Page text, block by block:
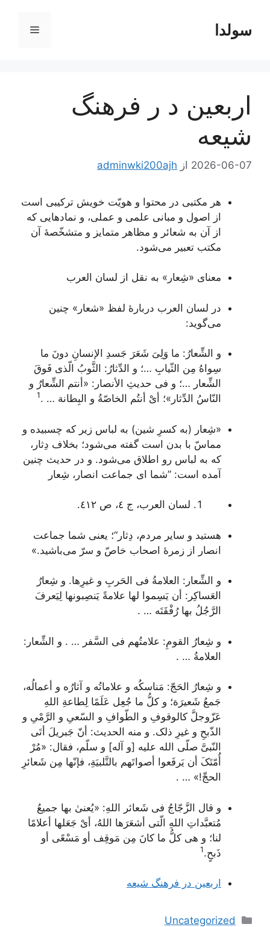
محتواسولدا فهرست
اربعین د ر فرهنگ
شیعه
2026-06-07 از adminwki200ajh
هر مکتبی در محتوا و هویّت خویش ترکیبی است
از اصول و مبانی علمی و عملی، و نمادهایی که
از آن به شعائر و مظاهر متمایز و متشخّصۀ آن
مکتب تعبیر می‌شود.
معنای «شِعار» به نقل از لسان العرب
در لسان العرب دربارۀ لفظ «شعار» چنین
می‌گوید:
و الشِّعارُ: ما وَلِیَ شَعَرَ جَسدِ الإنسانِ دونَ ما
سِواهُ مِن الثّیابِ …؛ و الدِّثارُ: الثَّوبُ الّذی فَوقَ
الشِّعار …؛ و فی حدیثِ الأنصار: «أنتم الشِّعارُ و
النّاسُ الدِّثار»؛ أیْ أنتُم الخاصّةُ و البِطانة … .
1
«شِعار (به کسرِ شین) به لباس زیر که چسبیده و
مماسّ با بدن است گفته می‌شود؛ بخلاف دِثار،
که به لباس رو اطلاق می‌شود. و در حدیث چنین
آمده است: ”شما ای جماعت انصار، شِعار
لسان العرب، ج ٤، ص ٤١٢.
هستید و سایر مردم، دِثار“؛ یعنی شما جماعت
انصار از زمرۀ اصحاب خاصّ و سرّ می‌باشید.»
و الشِّعار: العلامةُ فی الحَربِ و غیرِها. و شِعارُ
العَساکِر: أن یَسِموا لها علامةً یَنصِبونها لِیَعرفَ
الرَّجُلُ بها رُفْقَتَه … .‌
و شِعارُ القومِ: علامتُهم فی السَّفر … . و الشِّعار:
العلامةُ … .
و شِعارُ الحَجّ: مَناسکُه و علاماتُه و آثارُه و أعمالُه،
جَمعُ شَعیرَة؛ و کلُّ ما جُعِل عَلَمًا لِطاعةِ اللهِ
عَزّوجلَّ کالوقوفِ و الطّوافِ و السّعیِ و الرَّمْیِ و
الذّبحِ و غیرِ ذلک. و منه الحدیث: أنّ جَبریلَ أتَی
النّبیَّ صلّی الله علیه [و آله] و سلّم، فقال: «مُرْ
أُمّتَکَ أن یَرفَعوا أصواتَهم بالتَّلبیَةِ،‌ فإنّها مِن شَعائرِ
الحجِّ!» … .
و قال الزَّجّاجُ فی شَعائر اللهِ: «یُعنیٰ بها جمیعُ
مُتعبَّداتِ اللهِ الّتی أشعَرَها اللهُ، أیْ جَعَلها أعلامًا
لنا؛ و هی کلُّ ما کانَ مِن مَوقِف أو مَسْعًی أو
ذَبحٍ.
1
اربعین در فرهنگ شیعه
دسته‌ها
Uncategorized